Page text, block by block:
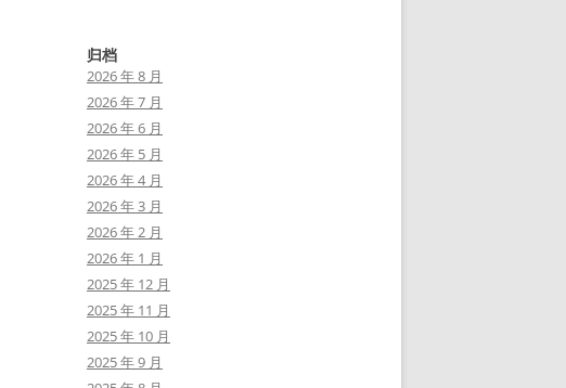
归档
2026 年 8 月
2026 年 7 月
2026 年 6 月
2026 年 5 月
2026 年 4 月
2026 年 3 月
2026 年 2 月
2026 年 1 月
2025 年 12 月
2025 年 11 月
2025 年 10 月
2025 年 9 月